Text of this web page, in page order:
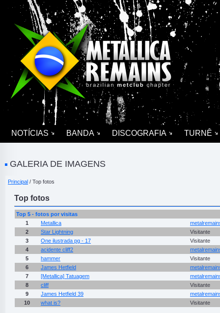
NOTÍCIAS BANDA DISCOGRAFIA TURNÊ
GALERIA DE IMAGENS
Principal / Top fotos
Top fotos
Top 5 - fotos por visitas
1
Metallica
2
Star Lightning
Visitante
3
One ilustrada pg - 17
Visitante
4
acidente cliff2
5
hammer
Visitante
6
James Hetfield
7
[Metallica] Tatuagem
8
cliff
Visitante
9
James Hetfield 39
10
what is? Visitante